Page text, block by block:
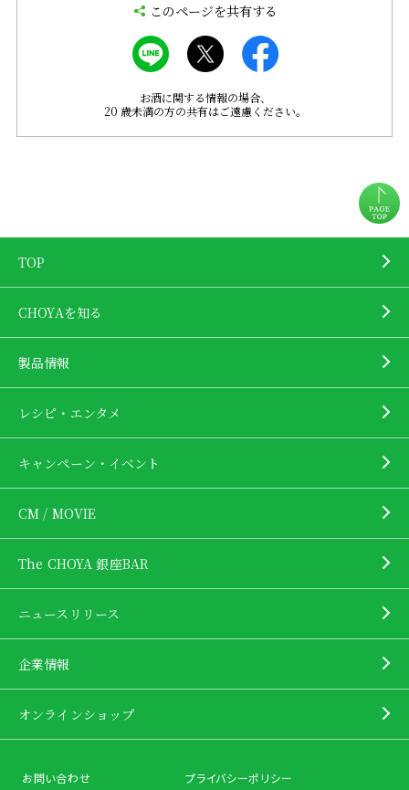
このページを共有する
お酒に関する情報の場合、
20 歳未満の方の共有はご遠慮ください。
TOP
CHOYAを知る
製品情報
レシピ・エンタメ
キャンペーン・イベント
CM / MOVIE
The CHOYA 銀座BAR
ニュースリリース
企業情報
オンラインショップ
お問い合わせ プライバシーポリシー